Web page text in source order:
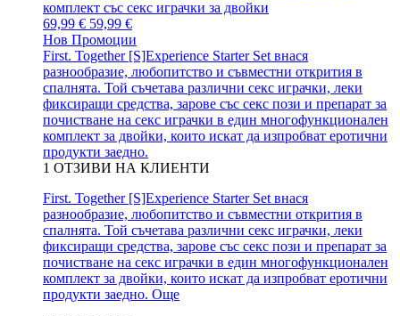
69,99 € 59,99 €
Нов Промоции
First. Together [S]Experience Starter Set внася
разнообразие, любопитство и съвместни открития в
спалнята. Той съчетава различни секс играчки, леки
фиксиращи средства, зарове със секс пози и препарат за
почистване на секс играчки в един многофункционален
комплект за двойки, които искат да изпробват еротични
продукти заедно.
1 ОТЗИВИ НА КЛИЕНТИ
First. Together [S]Experience Starter Set внася
разнообразие, любопитство и съвместни открития в
спалнята. Той съчетава различни секс играчки, леки
фиксиращи средства, зарове със секс пози и препарат за
почистване на секс играчки в един многофункционален
комплект за двойки, които искат да изпробват еротични
продукти заедно. Още